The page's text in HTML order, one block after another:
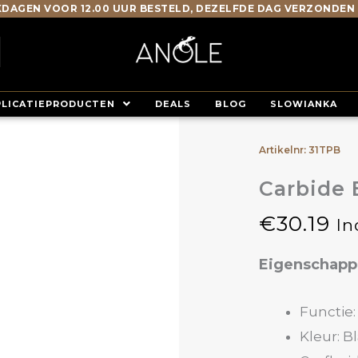
VOOR 12.00 UUR BESTELD, DEZELFDE DAG VERZONDEN
DEALS BLOG SLOWIANKA
Artikelnr: 31TPB
Carbide
€30.19
Kleur: